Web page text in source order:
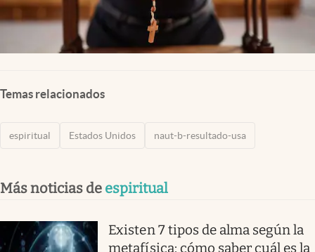
Temas relacionados
espiritual Estados Unidos naut-b-resultado-usa
Más noticias de espiritual
Existen 7 tipos de alma según la
metafísica: cómo saber cuál es la